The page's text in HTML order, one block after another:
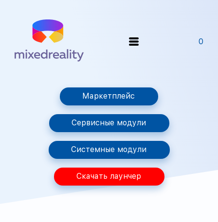
0
Маркетплейс
Сервисные модули
Системные модули
Скачать лаунчер